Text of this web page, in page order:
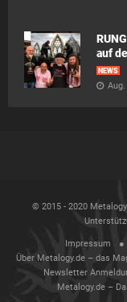
auf
NEWS
Aug.
© 2015 - 2020
Impressum
Über Metalogy.de – das
Newsletter
Metalogy.de –